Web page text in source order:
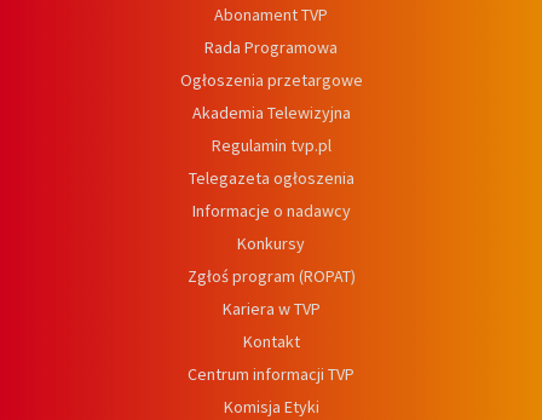
Abonament TVP
Rada Programowa
Ogłoszenia przetargowe
Akademia Telewizyjna
Regulamin tvp.pl
Telegazeta ogłoszenia
Informacje o nadawcy
Konkursy
Zgłoś program (ROPAT)
Kariera w TVP
Kontakt
Centrum informacji TVP
Komisja Etyki